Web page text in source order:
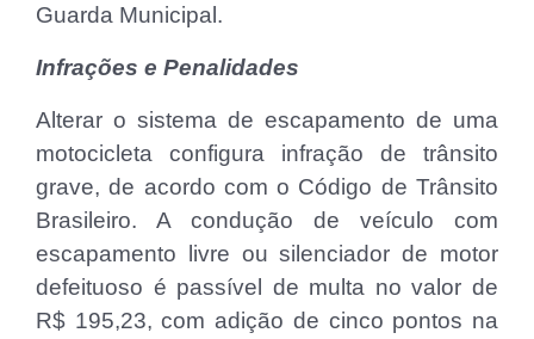
Guarda Municipal.
Infrações e Penalidades
Alterar o sistema de escapamento de uma
motocicleta configura infração de trânsito
grave, de acordo com o Código de Trânsito
Brasileiro. A condução de veículo com
escapamento livre ou silenciador de motor
defeituoso é passível de multa no valor de
R$ 195,23, com adição de cinco pontos na